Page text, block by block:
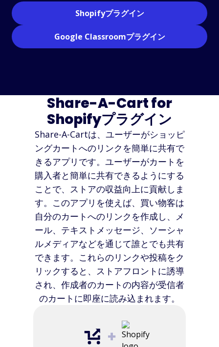
Shopifyプラグイン
Google Classroomプラグイン
Share-A-Cart for
Shopifyプラグイン
Share-A-Cartは、ユーザーがショッピ
ングカートへのリンクを簡単に共有で
きるアプリです。ユーザーがカートを
購入者と簡単に共有できるようにする
ことで、ストアの収益向上に貢献しま
す。このアプリを使えば、買い物客は
自分のカートへのリンクを作成し、メ
ール、テキストメッセージ、ソーシャ
ルメディアなどを通じて誰とでも共有
できます。これらのリンクや投稿をク
リックすると、ストアフロントに誘導
され、作成者のカートの内容が受信者
のカートに即座に読み込まれます。